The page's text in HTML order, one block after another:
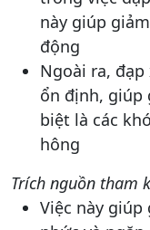
này giúp
động​
Ngoài ra,
ổn định, giúp
biệt là các
hông​
Trích nguồn tham
Việc này